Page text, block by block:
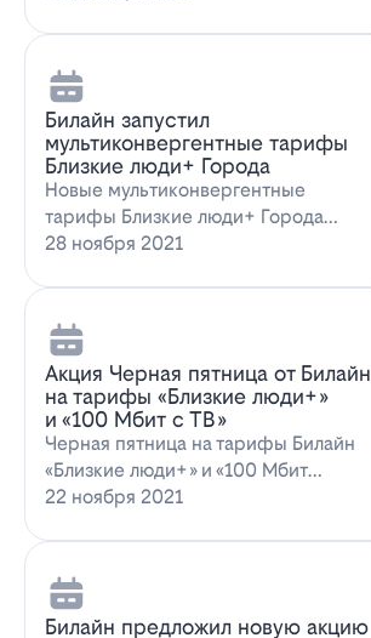
Билайн запустил
мультиконвергентные тарифы
Близкие люди+ Города
Новые мультиконвергентные
тарифы Близкие люди+ Города
от БилайнОператор Билайн радует
28 ноября 2021
Акция Черная пятница от Билайн
на тарифы «Близкие люди+»
и «100 Мбит с ТВ»
Черная пятница на тарифы Билайн
«Близкие люди+» и «100 Мбит
с ТВ»Билайн пред…
22 ноября 2021
Билайн предложил новую акцию